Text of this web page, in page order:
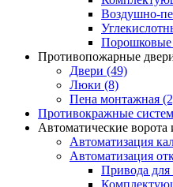
Воздушно-
Порошковые
Противопожарные
Двери (49)
Люки (8)
Пена монтажная
Противокражные
Автоматические ворота
Автоматизация
Автоматизация
Привода для